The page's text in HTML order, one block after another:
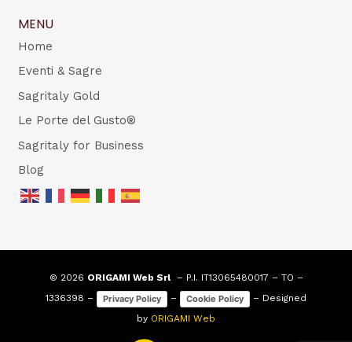
MENU
Home
Eventi & Sagre
Sagritaly Gold
Le Porte del Gusto®
Sagritaly for Business
Blog
© 2026 ORIGAMI Web Srl– P.I. IT13065480017 – TO –
1336398 –
Privacy Policy – Cookie Policy
– Designed
by ORIGAMI Web